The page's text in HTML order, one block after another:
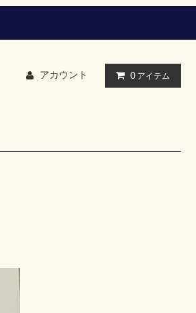
アカウント 0 アイテム